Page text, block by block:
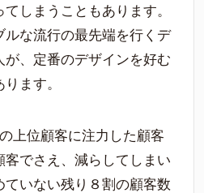
しまうこともあります。
ルな流行の最先端を行くデ
、定番のデザインを好む
ます。
上位顧客に注力した顧客
でさえ、減らしてしまい
ていない残り８割の顧客数